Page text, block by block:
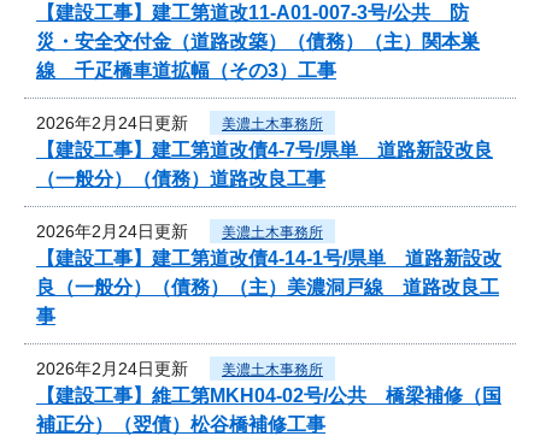
【建設工事】建工第道改11-A01-007-3号/公共 防
災・安全交付金（道路改築）（債務）（主）関本巣
線 千疋橋車道拡幅（その3）工事
2026年2月24日更新 美濃土木事務所
【建設工事】建工第道改債4-7号/県単 道路新設改良
（一般分）（債務）道路改良工事
2026年2月24日更新 美濃土木事務所
【建設工事】建工第道改債4-14-1号/県単 道路新設改
良（一般分）（債務）（主）美濃洞戸線 道路改良工
事
2026年2月24日更新 美濃土木事務所
【建設工事】維工第MKH04-02号/公共 橋梁補修（国
補正分）（翌債）松谷橋補修工事